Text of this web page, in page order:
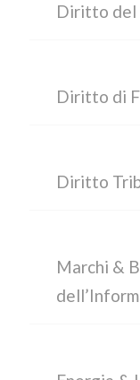
Diritto del
Diritto di
Diritto
Marchi &